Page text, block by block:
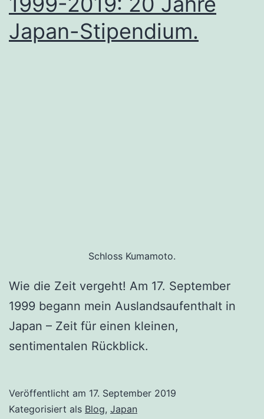
Japan-Stipendium.
Schloss Kumamoto.
Wie die Zeit vergeht! Am 17. September
1999 begann mein Auslandsaufenthalt in
Japan – Zeit für einen kleinen,
sentimentalen Rückblick.
Veröffentlicht am 17. September 2019
Kategorisiert als Blog, Japan